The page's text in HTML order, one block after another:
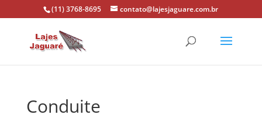
(11) 3768-8695 contato@lajesjaguare.com.br
Conduite